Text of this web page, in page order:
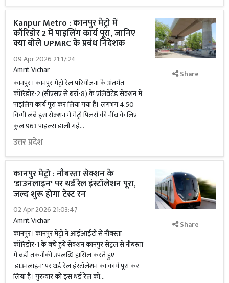
Kanpur Metro : कानपुर मेट्रो में
कॉरिडोर 2 में पाइलिंग कार्य पूरा, जानिए
क्या बोले UPMRC के प्रबंध निदेशक
09 Apr 2026 21:17:24
Amrit Vichar
कानपुर। कानपुर मेट्रो रेल परियोजना के अंतर्गत
कॉरिडोर-2 (सीएसए से बर्रा-8) के एलिवेटेड सेक्शन में
पाइलिंग कार्य पूरा कर लिया गया है। लगभग 4.50
किमी लंबे इस सेक्शन में मेट्रो पिलर्स की नींव के लिए
कुल 963 पाइल्स डाली गई...
उत्तर प्रदेश
Share
कानपुर मेट्रो : नौबस्ता सेक्शन के
'डाउनलाइन' पर थर्ड रेल इंस्टॉलेशन पूरा,
जल्द शुरू होगा टेस्ट रन
02 Apr 2026 21:03:47
Amrit Vichar
कानपुर। कानपुर मेट्रो ने आईआईटी से नौबस्ता
कॉरिडोर-1 के बचे हुये सेक्शन कानपुर सेंट्रल से नौबस्ता
में बड़ी तकनीकी उपलब्धि हासिल करते हुए
'डाउनलाइन' पर थर्ड रेल इंस्टॉलेशन का कार्य पूरा कर
लिया है। गुरुवार को इस थर्ड रेल को...
Share